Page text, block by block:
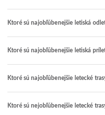
Ktoré sú najobľúbenejšie letiská
Ktoré sú najobľúbenejšie letiská
Ktoré sú najobľúbenejšie letecké
Ktoré sú nejobľúbenejšie letecké